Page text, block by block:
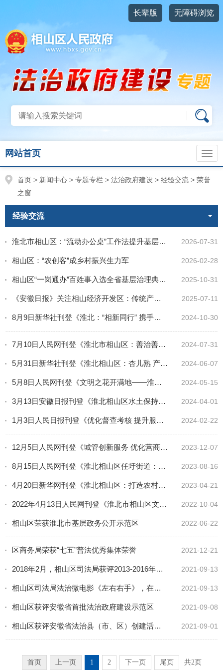
长辈版 无障碍浏览
网站首页
首页 > 新闻中心 > 专题专栏 > 法治政府建设 > 经验交流 > 荣誉
之窗
经验交流
2026-07-31
淮北市相山区：“流动办公桌”工作法提升基层治理效能
2026-02-28
相山区：“农创客”成乡村振兴生力军
2025-10-31
相山区“一岗通办”百姓事入选全省基层治理典型案例！
2025-07-11
《安徽日报》关注相山经济开发区：传统产业 技改升级
2024-10-30
8月9日新华社刊登《淮北：“相新同行” 携手前行》
2024-07-31
7月10日人民网刊登《淮北市相山区：善治善为创新基层社会治理“新标杆”》
2024-06-07
5月31日新华社刊登《淮北相山区：杏儿熟 产业兴》
2024-05-15
5月8日人民网刊登《文明之花开满地——淮北相山区志愿服务解民忧暖民心》
2024-04-01
3月13日安徽日报刊登《淮北相山区水土保持普惠政策落地》
2024-02-22
1月3日人民日报刊登《优化督查考核 提升服务效能》
2023-12-07
12月5日人民网刊登《城管创新服务 优化营商环境见实效》
2023-08-16
8月15日人民网刊登《淮北相山区任圩街道：常态化宣传筑牢反邪教防线》
2023-04-21
4月20日新华网刊登《淮北相山区：打造农村污水治理样板 绘就和美乡村“新画卷”》
2022-10-04
2022年4月13日人民网刊登《淮北市相山区文化产业发展态势良好》
2022-06-22
相山区荣获淮北市基层政务公开示范区
2021-12-21
区商务局荣获“七五”普法优秀集体荣誉
2021-09-13
2018年2月，相山区司法局获评2013-2016年度全市社会治安综合治理先进集体
2021-09-13
相山区司法局法治微电影《左右右手》，在第二届平安中国微电影微视频比赛中获评优秀微电影奖
2021-09-08
相山区获评安徽省首批法治政府建设示范区
2021-09-01
相山区获评安徽省法治县（市、区）创建活动先进单位
首页 上一页 1 2 下一页 尾页 共2页